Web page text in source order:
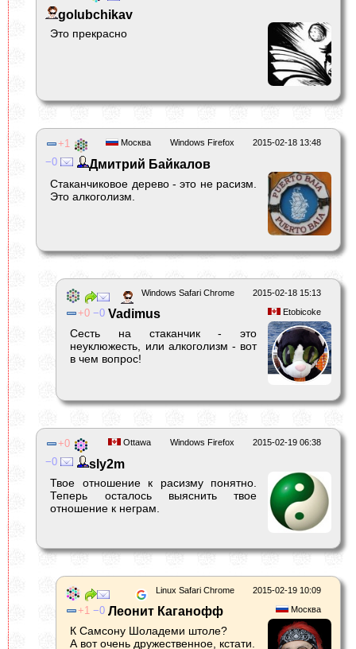
golubchikav
Это прекрасно
2015-02-18 13:48
Windows Firefox
Москва
1
0
Дмитрий Байкалов
Стаканчиковое дерево - это не расизм.
Это алкоголизм.
2015-02-18 15:13
Windows Safari Chrome
Etobicoke
0 0 Vadimus
Сесть на стаканчик - это
неуклюжесть, или алкоголизм - вот
в чем вопрос!
2015-02-19 06:38
Windows Firefox
Ottawa
0
0
sly2m
Твое отношение к расизму понятно.
Теперь осталось выяснить твое
отношение к неграм.
2015-02-19 10:09
Linux Safari Chrome
Москва
1 0 Леонит Каганофф
К Самсону Шоладеми штоле?
А вот очень дружественное, кстати.